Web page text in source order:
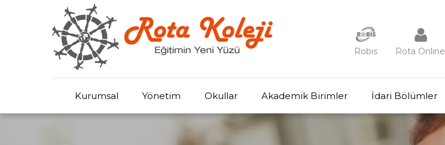
Robis Rota Online
Kurumsal Yönetim Okullar Akademik Birimler İdari Bölümler